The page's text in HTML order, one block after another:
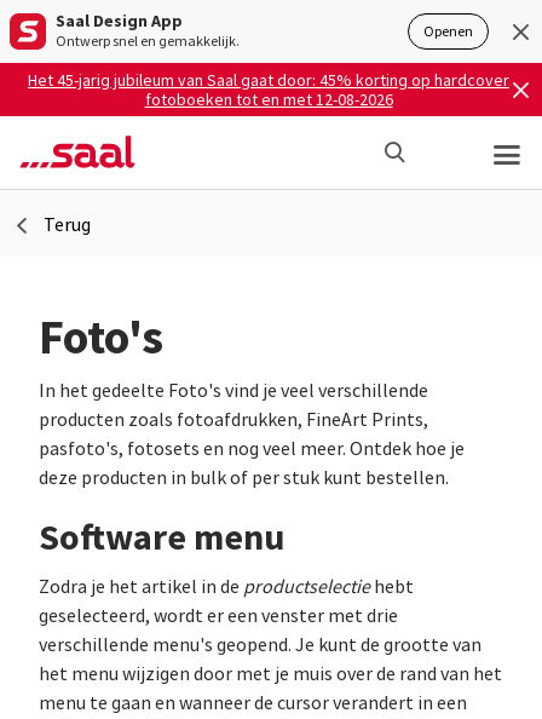
Saal Design App
Ontwerp snel en gemakkelijk. Openen
Het 45-jarig jubileum van Saal gaat door: 45% korting op hardcover
fotoboeken tot en met 12-08-2026
Terug
Foto's
In het gedeelte Foto's vind je veel verschillende
producten zoals fotoafdrukken, FineArt Prints,
pasfoto's, fotosets en nog veel meer. Ontdek hoe je
deze producten in bulk of per stuk kunt bestellen.
Software menu
Zodra je het artikel in de productselectiehebt
geselecteerd, wordt er een venster met drie
verschillende menu's geopend. Je kunt de grootte van
het menu wijzigen door met je muis over de rand van het
menu te gaan en wanneer de cursor verandert in een